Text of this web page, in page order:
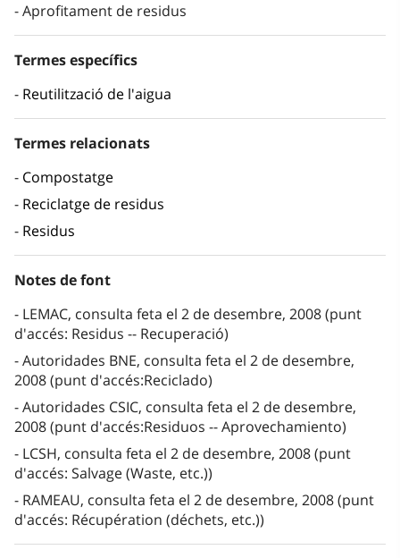
Aprofitament de residus
Termes específics
Reutilització de l'aigua
Termes relacionats
Compostatge
Reciclatge de residus
Residus
Notes de font
LEMAC, consulta feta el 2 de desembre, 2008 (punt
d'accés: Residus -- Recuperació)
Autoridades BNE, consulta feta el 2 de desembre,
2008 (punt d'accés:Reciclado)
Autoridades CSIC, consulta feta el 2 de desembre,
2008 (punt d'accés:Residuos -- Aprovechamiento)
LCSH, consulta feta el 2 de desembre, 2008 (punt
d'accés: Salvage (Waste, etc.))
RAMEAU, consulta feta el 2 de desembre, 2008 (punt
d'accés: Récupération (déchets, etc.))